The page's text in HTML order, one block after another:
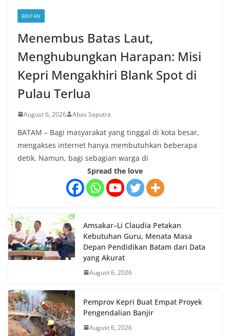
BINTAN
Menembus Batas Laut,
Menghubungkan Harapan: Misi
Kepri Mengakhiri Blank Spot di
Pulau Terlua
August 6, 2026 Abas Saputra
BATAM – Bagi masyarakat yang tinggal di kota besar,
mengakses internet hanya membutuhkan beberapa
detik. Namun, bagi sebagian warga di
Spread the love
Amsakar–Li Claudia Petakan
Kebutuhan Guru, Menata Masa
Depan Pendidikan Batam dari Data
yang Akurat
August 6, 2026
Pemprov Kepri Buat Empat Proyek
Pengendalian Banjir
August 6, 2026